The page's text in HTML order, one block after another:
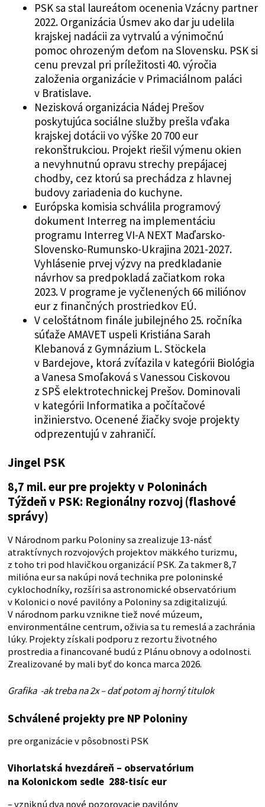
PSK sa stal laureátom ocenenia Vzácny partner
2022. Organizácia Úsmev ako dar ju udelila
krajskej nadácii za vytrvalú a výnimočnú
pomoc ohrozeným deťom na Slovensku. PSK si
cenu prevzal pri príležitosti 40. výročia
založenia organizácie v Primaciálnom paláci
v Bratislave.
Nezisková organizácia Nádej Prešov
poskytujúca sociálne služby prešla vďaka
krajskej dotácii vo výške 20 700 eur
rekonštrukciou. Projekt riešil výmenu okien
a nevyhnutnú opravu strechy prepájacej
chodby, cez ktorú sa prechádza z hlavnej
budovy zariadenia do kuchyne.
Európska komisia schválila programový
dokument Interreg na implementáciu
programu Interreg VI-A NEXT Maďarsko-
Slovensko-Rumunsko-Ukrajina 2021-2027.
Vyhlásenie prvej výzvy na predkladanie
návrhov sa predpokladá začiatkom roka
2023. V programe je vyčlenených 66 miliónov
eur z finančných prostriedkov EÚ.
V celoštátnom finále jubilejného 25. ročníka
súťaže AMAVET uspeli Kristiána Sarah
Klebanová z Gymnázium L. Stöckela
v Bardejove, ktorá zvíťazila v kategórii Biológia
a Vanesa Smoľaková s Vanessou Ciskovou
z SPŠ elektrotechnickej Prešov. Dominovali
v kategórii Informatika a počítačové
inžinierstvo. Ocenené žiačky svoje projekty
odprezentujú v zahraničí.
Jingel PSK
8,7 mil. eur pre projekty v Poloninách
Týždeň v PSK: Regionálny rozvoj (flashové
správy)
V Národnom parku Poloniny sa zrealizuje 13-násť
atraktívnych rozvojových projektov mäkkého turizmu,
z toho tri pod hlavičkou organizácií PSK. Za takmer 8,7
milióna eur sa nakúpi nová technika pre poloninské
cyklochodníky, rozšíri sa astronomické observatórium
v Kolonici o nové pavilóny a Poloniny sa zdigitalizujú.
V národnom parku vznikne tiež nové múzeum,
environmentálne centrum, oživia sa tu remeslá a zachránia
lúky. Projekty získali podporu z rezortu životného
prostredia a financované budú z Plánu obnovy a odolnosti.
Zrealizované by mali byť do konca marca 2026.
Grafika -ak treba na 2x – dať potom aj horný titulok
Schválené projekty pre NP Poloniny
pre organizácie v pôsobnosti PSK
Vihorlatská hvezdáreň – observatórium
na Kolonickom sedle 288-tisíc eur
– vzniknú dva nové pozorovacie pavilóny